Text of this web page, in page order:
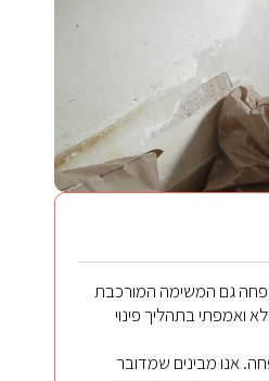
גם המשימה המורכבת
ואמפתי בתהליך פינוי
אנו מבינים שמדובר